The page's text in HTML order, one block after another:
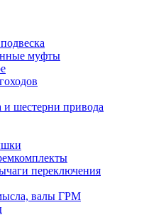
муфты
и шестерни привода
переключения
валы ГРМ